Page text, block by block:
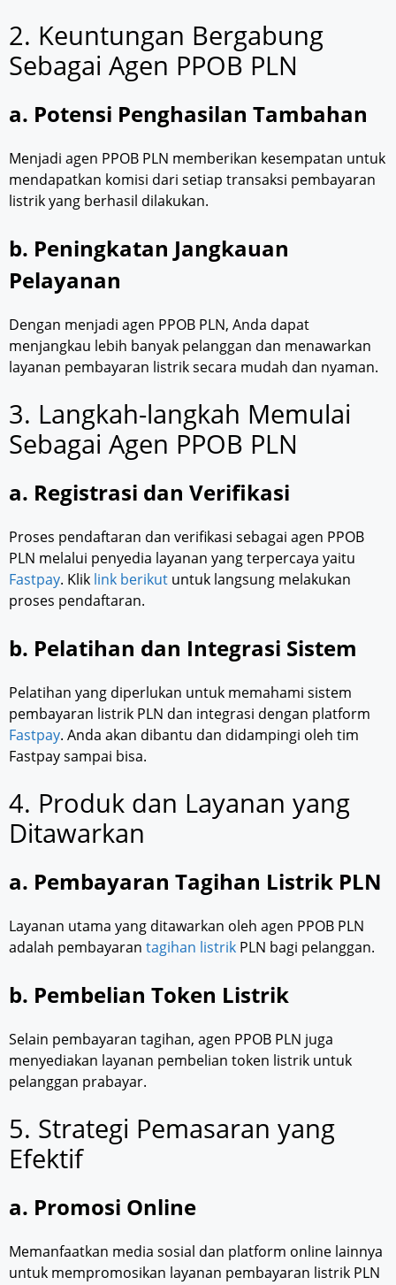
2. Keuntungan Bergabung
Sebagai Agen PPOB PLN
a. Potensi Penghasilan Tambahan
Menjadi agen PPOB PLN memberikan kesempatan untuk
mendapatkan komisi dari setiap transaksi pembayaran
listrik yang berhasil dilakukan.
b. Peningkatan Jangkauan
Pelayanan
Dengan menjadi agen PPOB PLN, Anda dapat
menjangkau lebih banyak pelanggan dan menawarkan
layanan pembayaran listrik secara mudah dan nyaman.
3. Langkah-langkah Memulai
Sebagai Agen PPOB PLN
a. Registrasi dan Verifikasi
Proses pendaftaran dan verifikasi sebagai agen PPOB
PLN melalui penyedia layanan yang terpercaya yaitu
Fastpay. Klik link berikut untuk langsung melakukan
proses pendaftaran.
b. Pelatihan dan Integrasi Sistem
Pelatihan yang diperlukan untuk memahami sistem
pembayaran listrik PLN dan integrasi dengan platform
Fastpay. Anda akan dibantu dan didampingi oleh tim
Fastpay sampai bisa.
4. Produk dan Layanan yang
Ditawarkan
a. Pembayaran Tagihan Listrik PLN
Layanan utama yang ditawarkan oleh agen PPOB PLN
adalah pembayaran tagihan listrik PLN bagi pelanggan.
b. Pembelian Token Listrik
Selain pembayaran tagihan, agen PPOB PLN juga
menyediakan layanan pembelian token listrik untuk
pelanggan prabayar.
5. Strategi Pemasaran yang
Efektif
a. Promosi Online
Memanfaatkan media sosial dan platform online lainnya
untuk mempromosikan layanan pembayaran listrik PLN